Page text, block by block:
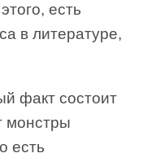
есть
в литературе,
факт состоит
монстры
есть